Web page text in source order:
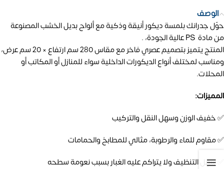
الوصف
حوّل جدرانك بلمسة ديكور أنيقة وذكية مع ألواح بديل الخشب المصنوعة
من مادة PS عالية الجودة، .
المنتج يتميز بتصميم عصري فاخر مع مقاس 280 سم ارتفاع × 20 سم عرض،
ومناسب لمختلف أنواع الديكورات الداخلية سواء للمنازل أو المكاتب أو
المحلات.
المميزات:
✅ خفيف الوزن وسهل النقل والتركيب
✅ مقاوم للماء والرطوبة، مثالي للمطابخ والحمامات
✅ سهل التنظيف ولا يتراكم عليه الغبار بسبب نعومة سطحه